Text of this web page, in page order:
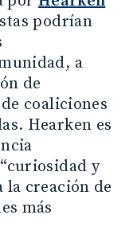
podrían
a
de
coaliciones
Hearken es
y
la creación de
más